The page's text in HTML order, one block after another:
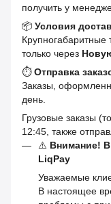
получить у
📦 Условия
Крупногабаритные
только через
⏱Отправка
Заказы,
день.
Грузовые заказы
12:45, также
⚠️ Внимание!
LiqPay
Уважаемые
В настоящее